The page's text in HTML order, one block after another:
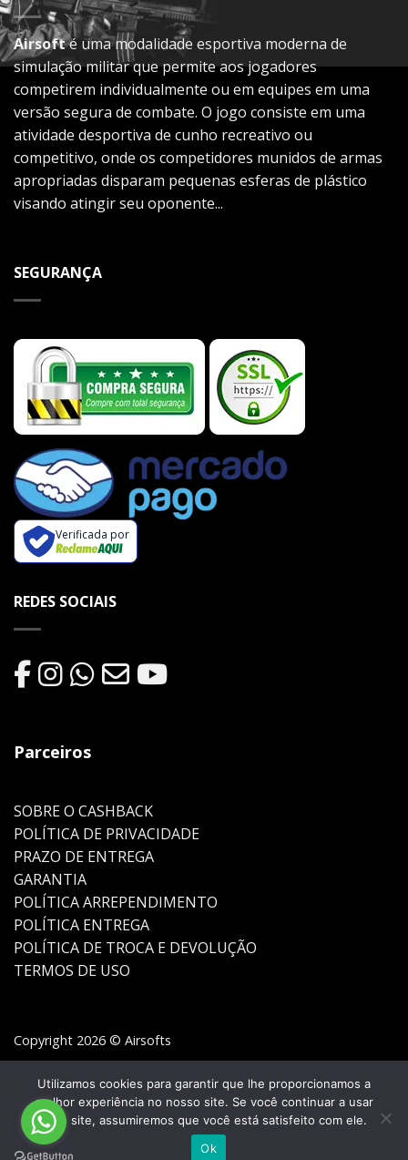
Airsofté uma modalidade esportiva moderna de
simulação militar que permite aos jogadores
competirem individualmente ou em equipes em uma
versão segura de combate. O jogo consiste em uma
atividade desportiva de cunho recreativo ou
competitivo, onde os competidores munidos de armas
apropriadas disparam pequenas esferas de plástico
visando atingir seu oponente...
SEGURANÇA
Verificada por
REDES SOCIAIS
Parceiros
SOBRE O CASHBACK
POLÍTICA DE PRIVACIDADE
PRAZO DE ENTREGA
GARANTIA
POLÍTICA ARREPENDIMENTO
POLÍTICA ENTREGA
POLÍTICA DE TROCA E DEVOLUÇÃO
TERMOS DE USO
Copyright 2026 © Airsofts
Utilizamos cookies para garantir que lhe proporcionamos a
melhor experiência no nosso site. Se você continuar a usar
este site, assumiremos que você está satisfeito com ele.
Ok